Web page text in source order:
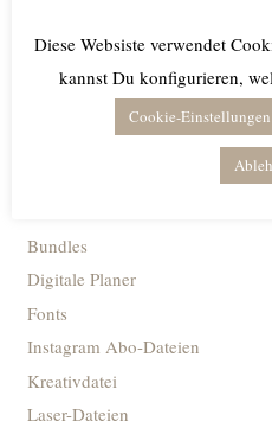
Produktkategorien
Bundles
Digitale Planer
Fonts
Instagram Abo-Dateien
Kreativdatei
Laser-Dateien
Diese Websiste verwendet
kannst Du konfigurieren,
Cookie-Einstellungen